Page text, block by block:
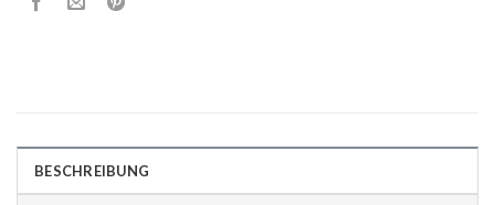
BESCHREIBUNG